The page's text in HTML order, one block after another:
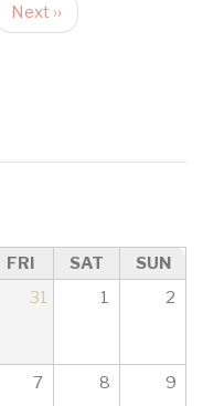
Next ››
FRI SAT
SUN
31 1 2
7 8 9